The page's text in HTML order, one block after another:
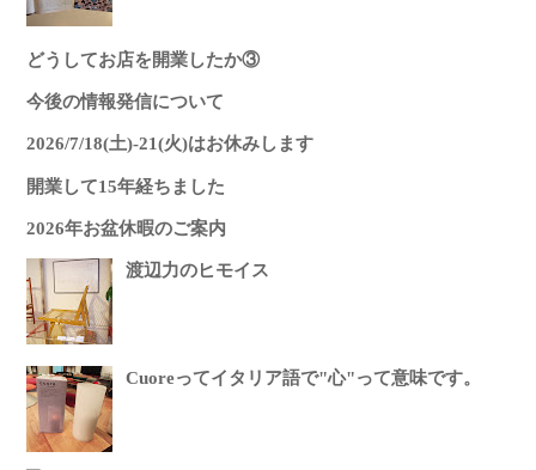
どうしてお店を開業したか③
今後の情報発信について
2026/7/18(土)-21(火)はお休みします
開業して15年経ちました
2026年お盆休暇のご案内
渡辺力のヒモイス
Cuoreってイタリア語で"心"って意味です。